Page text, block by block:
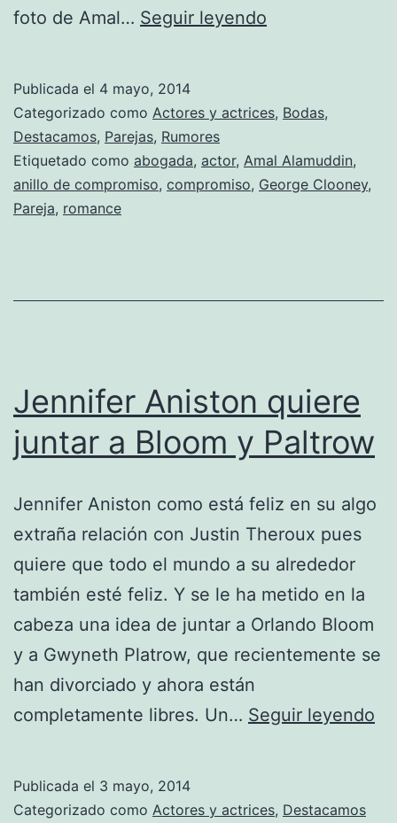
foto de Amal… Seguir leyendo
Goerge
muestra
su
Publicada el 4 mayo, 2014
Categorizado como Actores y actrices, Bodas,
Destacamos, Parejas, Rumores
Etiquetado como abogada, actor, Amal Alamuddin,
anillo de compromiso, compromiso, George Clooney,
Pareja, romance
Jennifer Aniston quiere
juntar a Bloom y Paltrow
Jennifer Aniston como está feliz en su algo
extraña relación con Justin Theroux pues
quiere que todo el mundo a su alrededor
también esté feliz. Y se le ha metido en la
cabeza una idea de juntar a Orlando Bloom
y a Gwyneth Platrow, que recientemente se
han divorciado y ahora están
completamente libres. Un… Seguir leyendo
Publicada el 3 mayo, 2014
Categorizado como Actores y actrices, Destacamos